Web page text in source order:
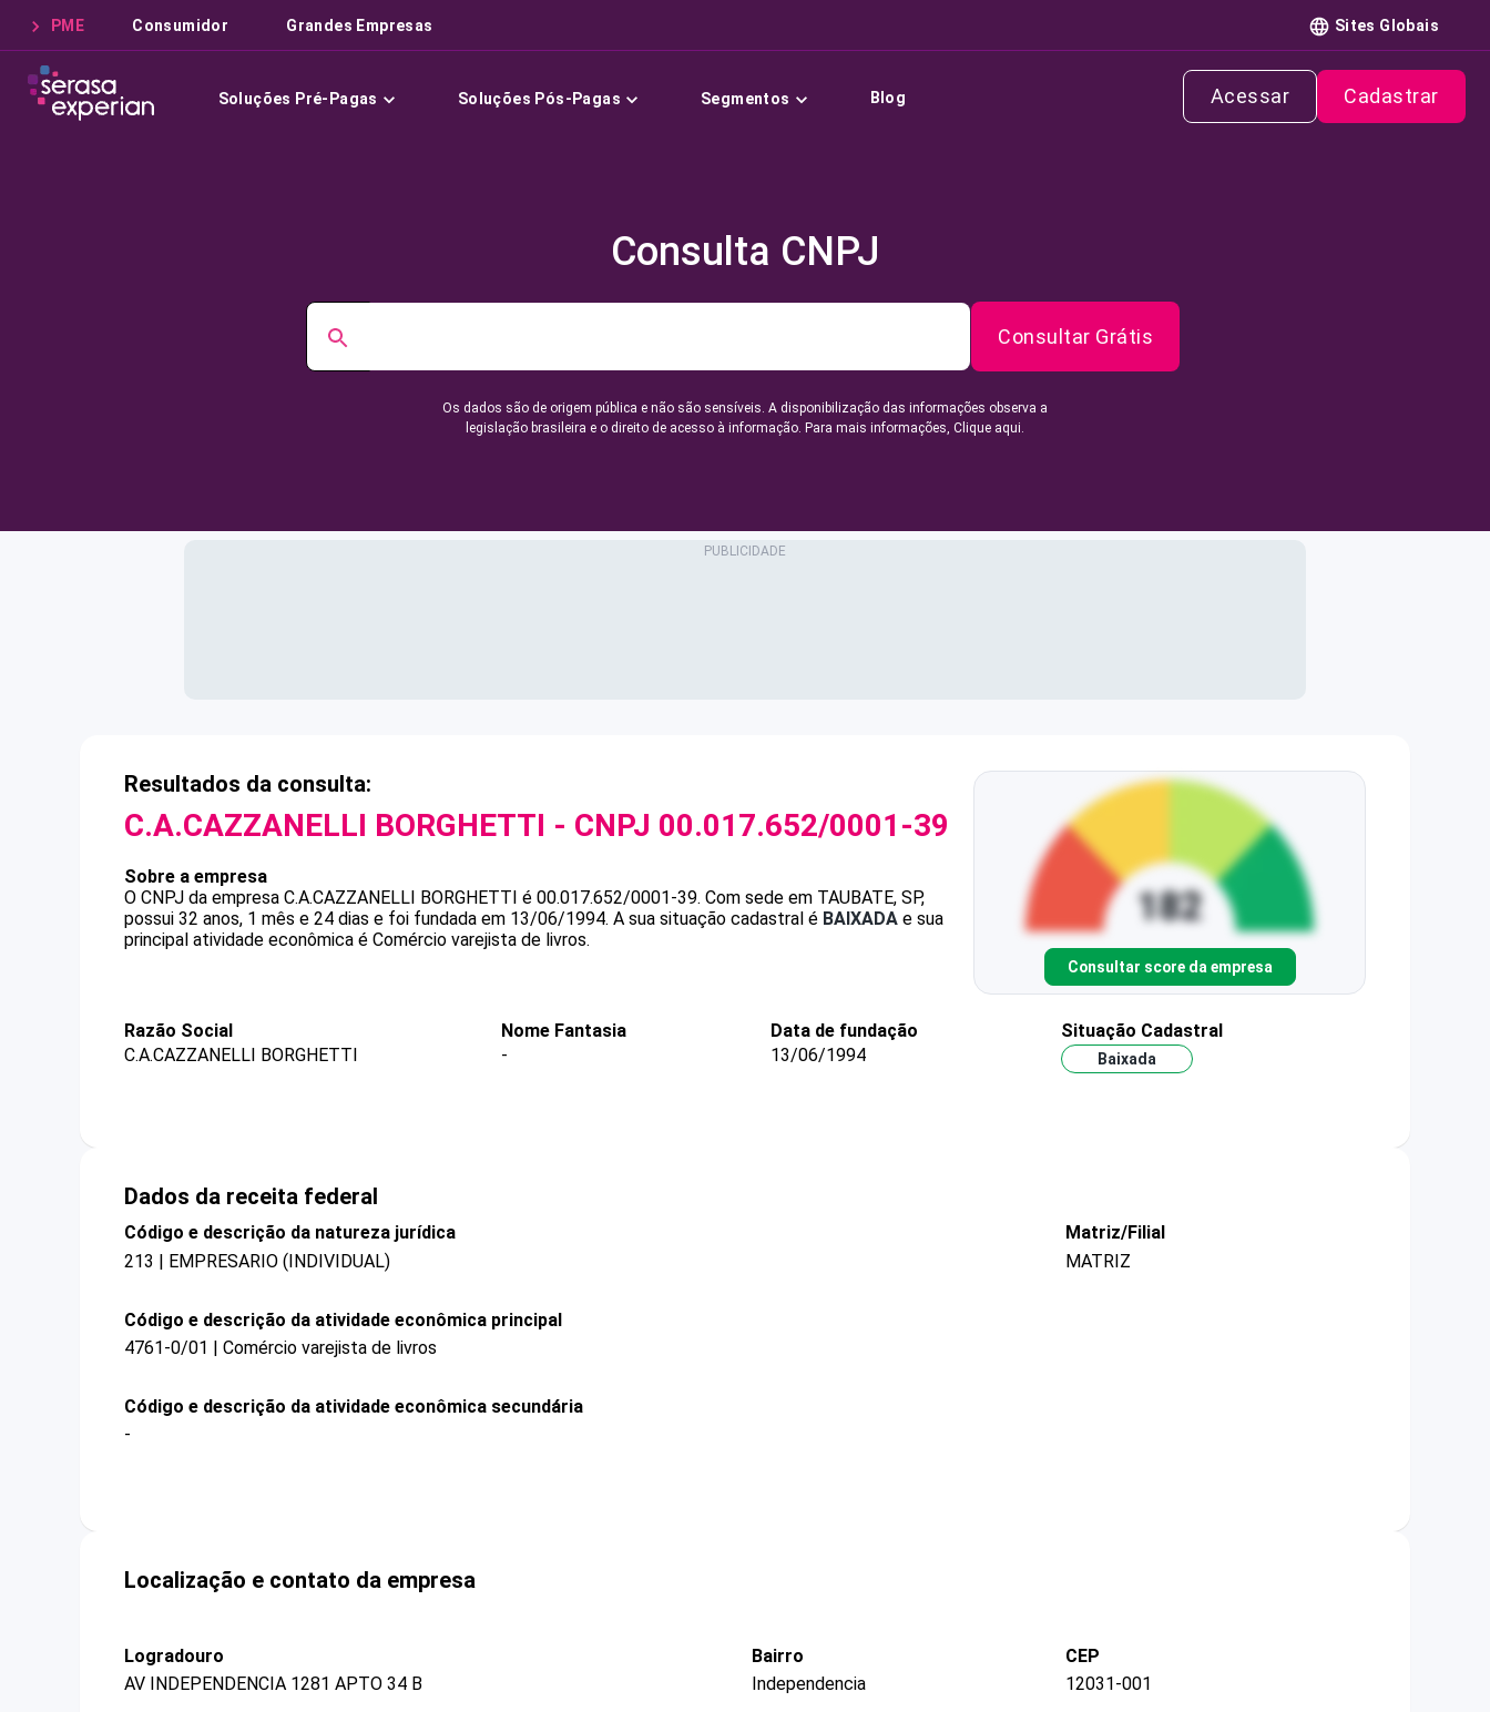
PME Consumidor Grandes Empresas Sites Globais
Soluções Pré-Pagas Soluções Pós-Pagas Segmentos Blog Acessar Cadastrar
Consulta CNPJ
Consultar Grátis
Os dados são de origem pública e não são sensíveis. A disponibilização das informações observa a
legislação brasileira e o direito de acesso à informação. Para mais informações, Clique aqui.
Resultados da consulta:
C.A.CAZZANELLI BORGHETTI - CNPJ 00.017.652/0001-39
Sobre a empresa
O CNPJ da empresa C.A.CAZZANELLI BORGHETTI é 00.017.652/0001-39. Com sede em TAUBATE, SP,
possui 32 anos, 1 mês e 24 dias e foi fundada em 13/06/1994. A sua situação cadastral é BAIXADA e sua
principal atividade econômica é Comércio varejista de livros.
Consultar score da empresa
Razão Social
C.A.CAZZANELLI BORGHETTI
Nome Fantasia
-
Data de fundação
13/06/1994
Situação Cadastral
Baixada
Dados da receita federal
Código e descrição da natureza jurídica
213 | EMPRESARIO (INDIVIDUAL)
Matriz/Filial
MATRIZ
Código e descrição da atividade econômica principal
4761-0/01 | Comércio varejista de livros
Código e descrição da atividade econômica secundária
-
Localização e contato da empresa
Logradouro
AV INDEPENDENCIA 1281 APTO 34 B
Bairro
Independencia
CEP
12031-001